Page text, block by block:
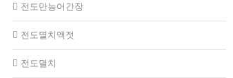
전도만능어간장
전도멸치액젓
전도멸치